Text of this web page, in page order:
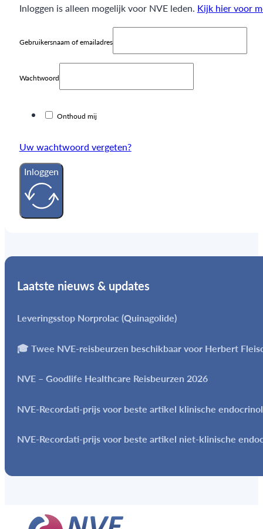
Inloggen is alleen mogelijk voor NVE leden. Kijk hier voor
Gebruikersnaam of emailadres
Wachtwoord
Onthoud mij
Uw wachtwoord vergeten?
Inloggen
Laatste nieuws & updates
Leveringsstop Norprolac (Quinagolide)
🎓 Twee NVE-reisbeurzen beschikbaar voor Herbert
NVE – Goodlife Healthcare Reisbeurzen 2026
NVE-Recordati-prijs voor beste artikel klinische
NVE-Recordati-prijs voor beste artikel niet-klinische